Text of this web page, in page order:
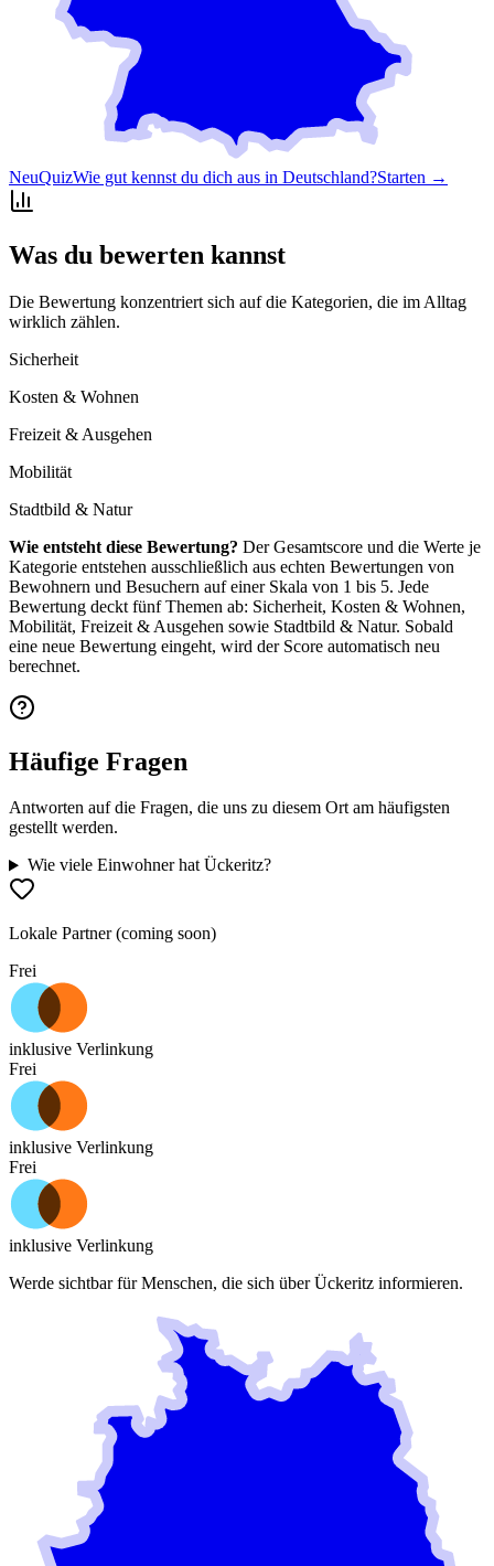
NeuQuizWie gut kennst du dich aus in Deutschland?Starten →
Was du bewerten kannst
Die Bewertung konzentriert sich auf die Kategorien, die im Alltag
wirklich zählen.
Sicherheit
Kosten & Wohnen
Freizeit & Ausgehen
Mobilität
Stadtbild & Natur
Wie entsteht diese Bewertung? Der Gesamtscore und die Werte je
Kategorie entstehen ausschließlich aus echten Bewertungen von
Bewohnern und Besuchern auf einer Skala von 1 bis 5. Jede
Bewertung deckt fünf Themen ab: Sicherheit, Kosten & Wohnen,
Mobilität, Freizeit & Ausgehen sowie Stadtbild & Natur. Sobald
eine neue Bewertung eingeht, wird der Score automatisch neu
berechnet.
Häufige Fragen
Antworten auf die Fragen, die uns zu diesem Ort am häufigsten
gestellt werden.
Wie viele Einwohner hat Ückeritz?
Lokale Partner (coming soon)
Frei
inklusive Verlinkung
Frei
inklusive Verlinkung
Frei
inklusive Verlinkung
Werde sichtbar für Menschen, die sich überÜckeritz informieren.